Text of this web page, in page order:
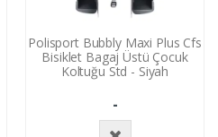
Polisport Bubbly Maxi Plus Cfs
Bisiklet Bagaj Üstü Çocuk
Koltuğu Std - Siyah
-